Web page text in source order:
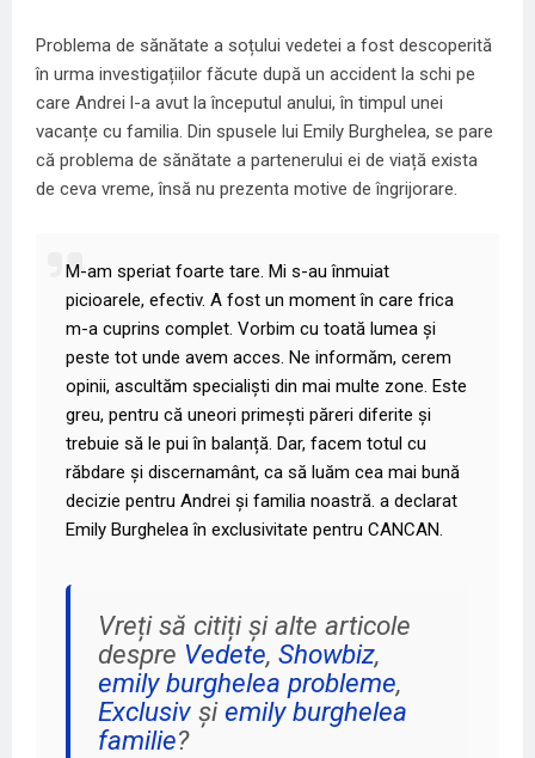
Problema de sănătate a soțului vedetei a fost descoperită
în urma investigațiilor făcute după un accident la schi pe
care Andrei l-a avut la începutul anului, în timpul unei
vacanțe cu familia. Din spusele lui Emily Burghelea, se pare
că problema de sănătate a partenerului ei de viață exista
de ceva vreme, însă nu prezenta motive de îngrijorare.
M-am speriat foarte tare. Mi s-au înmuiat
picioarele, efectiv. A fost un moment în care frica
m-a cuprins complet. Vorbim cu toată lumea și
peste tot unde avem acces. Ne informăm, cerem
opinii, ascultăm specialiști din mai multe zone. Este
greu, pentru că uneori primești păreri diferite și
trebuie să le pui în balanță. Dar, facem totul cu
răbdare și discernamânt, ca să luăm cea mai bună
decizie pentru Andrei și familia noastră. a declarat
Emily Burghelea în exclusivitate pentru CANCAN.
Vreți să citiți și alte articole
despre Vedete, Showbiz,
emily burghelea probleme,
Exclusivșiemily burghelea
familie?